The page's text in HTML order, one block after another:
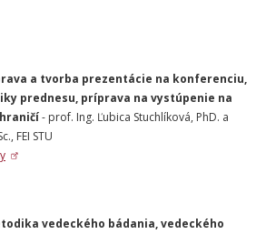
a tvorba prezentácie na konferenciu,
prednesu, príprava na vystúpenie na
- prof. Ing. Ľubica Stuchlíková, PhD. a
FEI STU
vedeckého bádania, vedeckého